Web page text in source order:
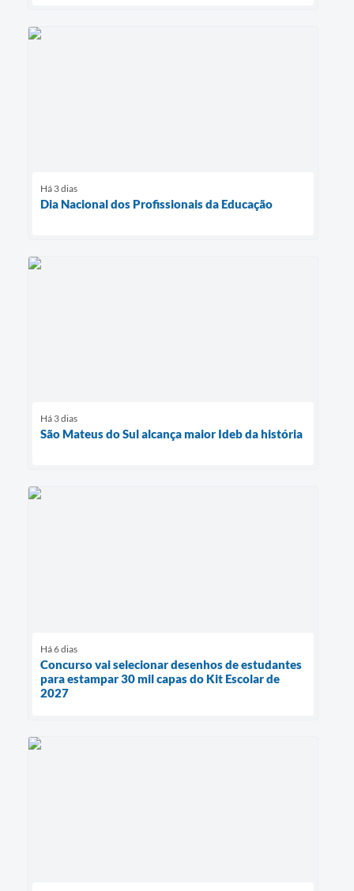
Há 3 dias
Dia Nacional dos Profissionais da Educação
Há 3 dias
São Mateus do Sul alcança maior Ideb da história
Há 6 dias
Concurso vai selecionar desenhos de estudantes
para estampar 30 mil capas do Kit Escolar de
2027